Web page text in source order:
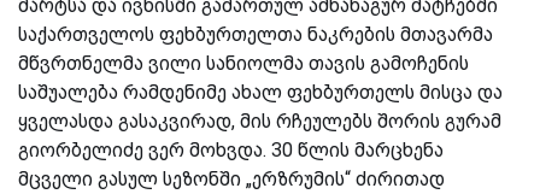
მარტსა და ივნისში გამართულ ამხანაგურ მატჩებში
საქართველოს ფეხბურთელთა ნაკრების მთავარმა
მწვრთნელმა ვილი სანიოლმა თავის გამოჩენის
საშუალება რამდენიმე ახალ ფეხბურთელს მისცა და
ყველასდა გასაკვირად, მის რჩეულებს შორის გურამ
გიორბელიძე ვერ მოხვდა. 30 წლის მარცხენა
მცველი გასულ სეზონში „ერზრუმის“ ძირითად